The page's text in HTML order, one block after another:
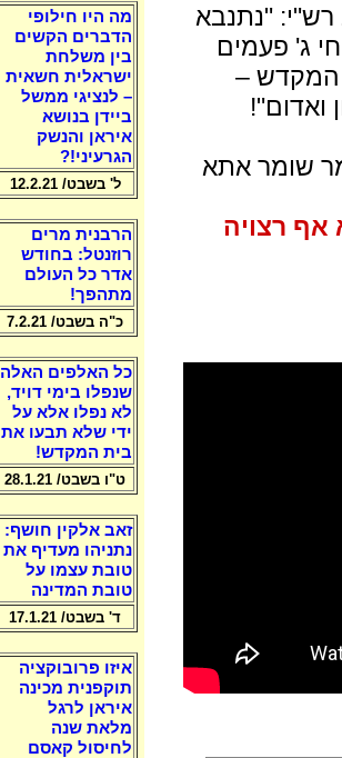
"נתנבא
ג' פעמים
המקדש –
ואדום"!
שומר אתא
רצויה
מה היו חילופי
הדברים הקשים
בין משלחת
ישראלית חשאית
– לנציגי ממשל
ביידן בנושא
איראן והנשק
הגרעיני!?
ל' בשבט/ 12.2.21
הרבנית מרים
רוזנטל: בחודש
אדר כל העולם
מתהפך!
כ"ה בשבט/ 7.2.21
כל האלפים האלה
שנפלו בימי דויד,
לא נפלו אלא על
ידי שלא תבעו את
בית המקדש!
ט"ו בשבט/ 28.1.21
זאב אלקין חושף:
נתניהו מעדיף את
טובת עצמו על
טובת המדינה
ד' בשבט/ 17.1.21
איזו פרובוקציה
תוקפנית מכינה
איראן לרגל
מלאת שנה
לחיסול קאסם